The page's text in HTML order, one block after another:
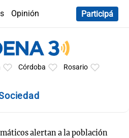
Opinión
Participá
Córdoba Rosario
alertan a la población